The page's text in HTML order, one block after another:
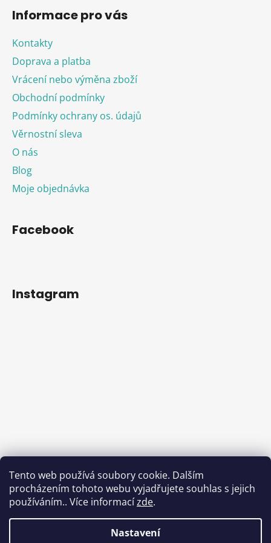
Tento web používá soubory cookie. Dalším
procházením tohoto webu vyjadřujete souhlas s jejich
používáním.. Více informacízde.
Nastavení
Informace pro vás
Kontakty
Doprava a platba
Vrácení nebo výměna zboží
Obchodní podmínky
Podmínky ochrany os. údajů
Věrnostní sleva
O nás
Blog
Moje objednávka
Facebook
Instagram